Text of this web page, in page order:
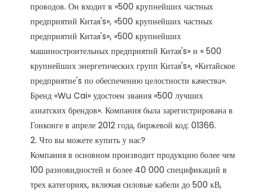
проводов. Он входит в «500 крупнейших частных
предприятий Китая's», «500 крупнейших частных
предприятий Китая's», «500 крупнейших
машиностроительных предприятий Китая's» и « 500
крупнейших энергетических групп Китая's», «Китайское
предприятие's по обеспечению целостности качества».
Бренд «Wu Cai» удостоен звания «500 лучших
азиатских брендов». Компания была зарегистрирована в
Гонконге в апреле 2012 года, биржевой код: 01366.
2. Что вы можете купить у нас?
Компания в основном производит продукцию более чем
100 разновидностей и более 40 000 спецификаций в
трех категориях, включая силовые кабели до 500 кВ,